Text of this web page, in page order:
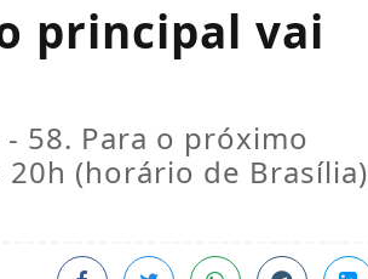
principal vai
58. Para o próximo
(horário de Brasília)